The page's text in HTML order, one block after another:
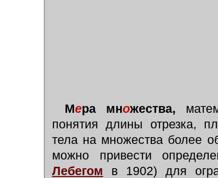
Мера множества,
понятия длины отрезка,
тела на множества более
можно привести
Лебегом в 1902) для